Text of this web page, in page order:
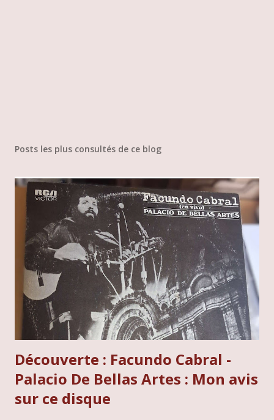
Posts les plus consultés de ce blog
Découverte : Facundo Cabral -
Palacio De Bellas Artes : Mon avis
sur ce disque